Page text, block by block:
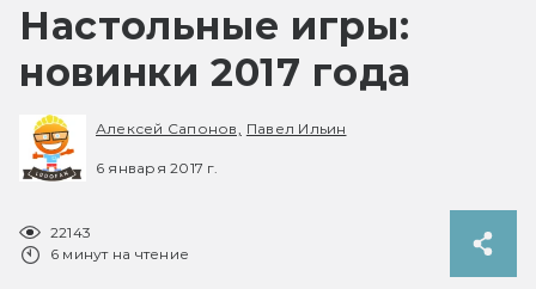
Настольные игры:
новинки 2017 года
Алексей Сапонов, Павел Ильин
6 января 2017 г.
22143
6 минут на чтение